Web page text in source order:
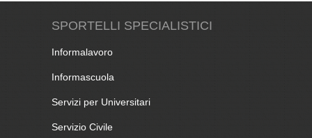
SPORTELLI SPECIALISTICI
Informalavoro
Informascuola
Servizi per Universitari
Servizio Civile